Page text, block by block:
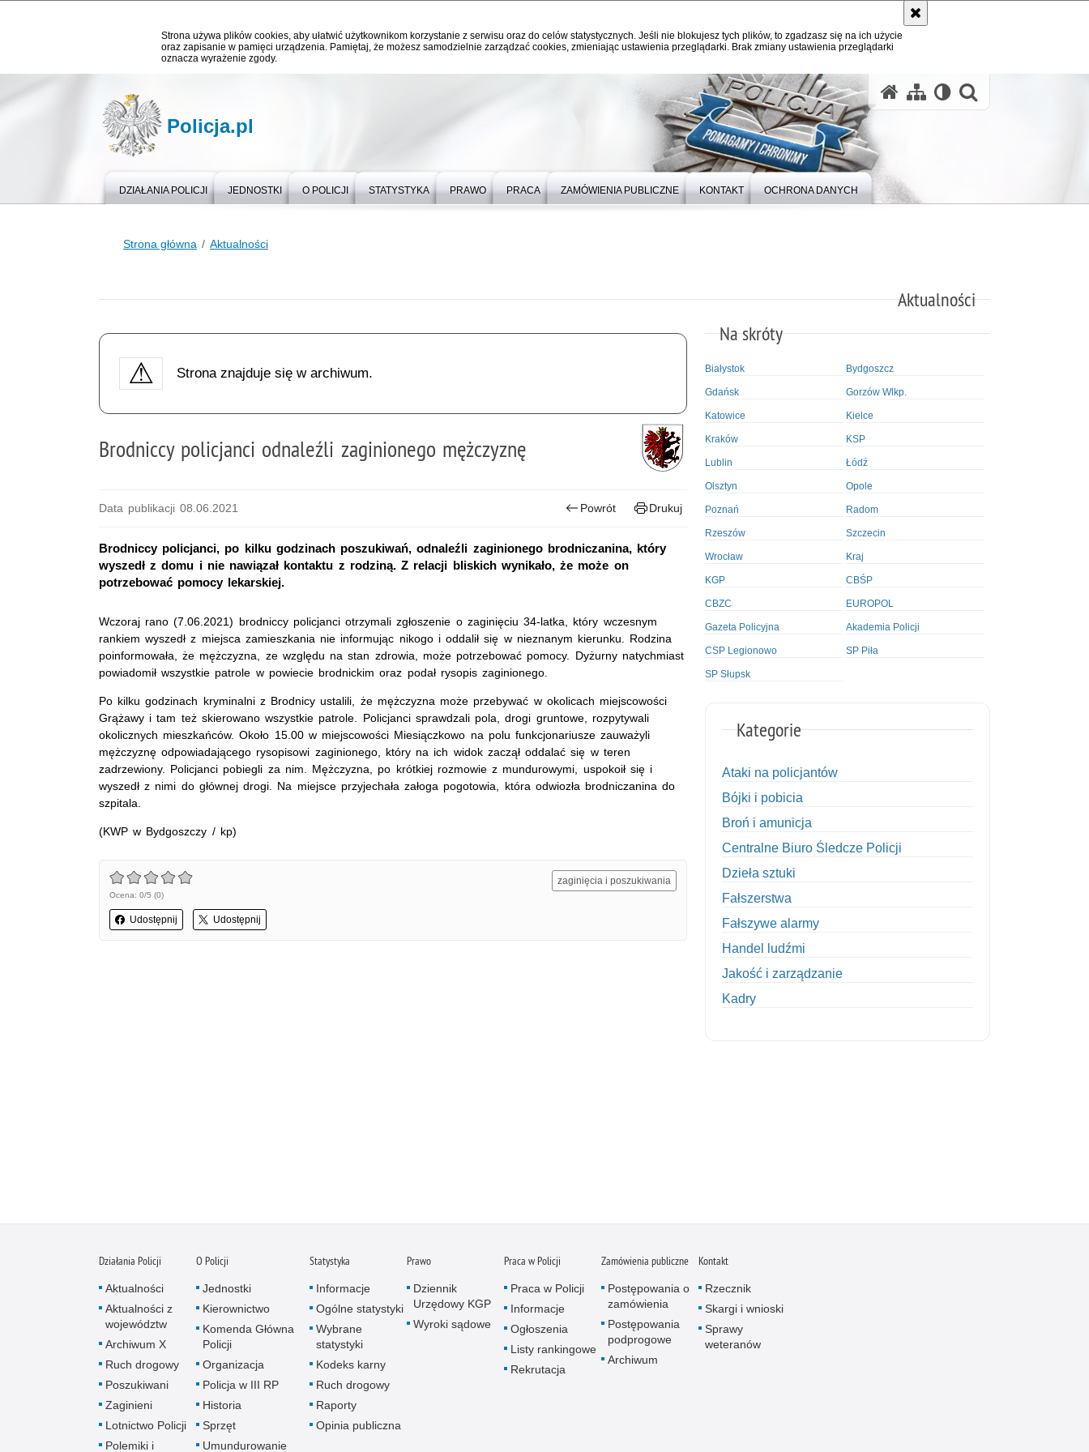
Strona używa plików cookies, aby ułatwić użytkownikom korzystanie z serwisu oraz do celów statystycznych. Jeśli nie blokujesz tych plików, to zgadzasz się na ich użycie
oraz zapisanie w pamięci urządzenia. Pamiętaj, że możesz samodzielnie zarządzać cookies, zmieniając ustawienia przeglądarki. Brak zmiany ustawienia przeglądarki
oznacza wyrażenie zgody.
Policja.pl
DZIAŁANIA POLICJI JEDNOSTKI O POLICJI STATYSTYKA PRAWO PRACA ZAMÓWIENIA PUBLICZNE KONTAKT OCHRONA DANYCH
Strona główna Aktualności
Aktualności
Strona znajduje się w archiwum.
Brodniccy policjanci odnaleźli zaginionego mężczyznę
Data publikacji 08.06.2021 Powrót Drukuj
Brodniccy policjanci, po kilku godzinach poszukiwań, odnaleźli zaginionego brodniczanina, który
wyszedł z domu i nie nawiązał kontaktu z rodziną. Z relacji bliskich wynikało, że może on
potrzebować pomocy lekarskiej.
Wczoraj rano (7.06.2021) brodniccy policjanci otrzymali zgłoszenie o zaginięciu 34-latka, który wczesnym
rankiem wyszedł z miejsca zamieszkania nie informując nikogo i oddalił się w nieznanym kierunku. Rodzina
poinformowała, że mężczyzna, ze względu na stan zdrowia, może potrzebować pomocy. Dyżurny natychmiast
powiadomił wszystkie patrole w powiecie brodnickim oraz podał rysopis zaginionego.
Po kilku godzinach kryminalni z Brodnicy ustalili, że mężczyzna może przebywać w okolicach miejscowości
Grążawy i tam też skierowano wszystkie patrole. Policjanci sprawdzali pola, drogi gruntowe, rozpytywali
okolicznych mieszkańców. Około 15.00 w miejscowości Miesiączkowo na polu funkcjonariusze zauważyli
mężczyznę odpowiadającego rysopisowi zaginionego, który na ich widok zaczął oddalać się w teren
zadrzewiony. Policjanci pobiegli za nim. Mężczyzna, po krótkiej rozmowie z mundurowymi, uspokoił się i
wyszedł z nimi do głównej drogi. Na miejsce przyjechała załoga pogotowia, która odwiozła brodniczanina do
szpitala.
(KWP w Bydgoszczy / kp)
Ocena: 0/5 (0)
Udostępnij Udostępnij
zaginięcia i poszukiwania
Na skróty
Białystok Bydgoszcz
Gdańsk Gorzów Wlkp.
Katowice Kielce
Kraków KSP
Lublin Łódź
Olsztyn Opole
Poznań Radom
Rzeszów Szczecin
Wrocław Kraj
KGP CBŚP
CBZC EUROPOL
Gazeta Policyjna Akademia Policji
CSP Legionowo SP Piła
SP Słupsk
Kategorie
Ataki na policjantów
Bójki i pobicia
Broń i amunicja
Centralne Biuro Śledcze Policji
Dzieła sztuki
Fałszerstwa
Fałszywe alarmy
Handel ludźmi
Jakość i zarządzanie
Kadry
Nietrzeźwi kierujący
Nietrzeźwi opiekunowie
Działania Policji
Aktualności
Aktualności z
województw
Archiwum X
Ruch drogowy
Poszukiwani
Zaginieni
Lotnictwo Policji
Polemiki i
O Policji
Jednostki
Kierownictwo
Komenda Główna
Policji
Organizacja
Policja w III RP
Historia
Sprzęt
Umundurowanie
Statystyka
Informacje
Ogólne statystyki
Wybrane
statystyki
Kodeks karny
Ruch drogowy
Raporty
Opinia publiczna
Prawo
Dziennik
Urzędowy KGP
Wyroki sądowe
Praca w Policji
Praca w Policji
Informacje
Ogłoszenia
Listy rankingowe
Rekrutacja
Zamówienia publiczne
Postępowania o
zamówienia
Postępowania
podprogowe
Archiwum
Kontakt
Rzecznik
Skargi i wnioski
Sprawy
weteranów